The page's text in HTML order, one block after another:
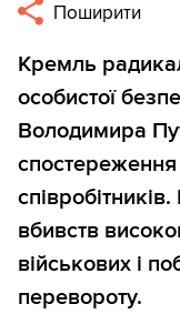
Поширити
Кремль
особистої
Володимира
вбивств
військових і
перевороту.